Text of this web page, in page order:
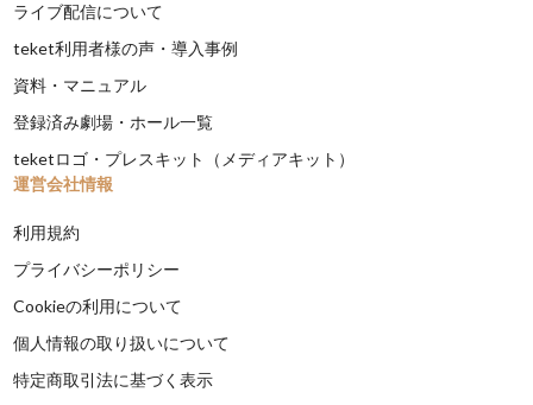
ライブ配信について
teket利用者様の声・導入事例
資料・マニュアル
登録済み劇場・ホール一覧
teketロゴ・プレスキット（メディアキット）
運営会社情報
利用規約
プライバシーポリシー
Cookieの利用について
個人情報の取り扱いについて
特定商取引法に基づく表示